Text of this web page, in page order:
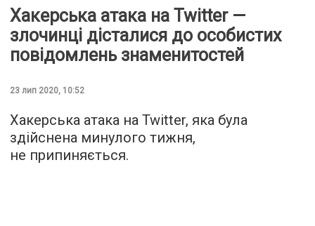
Хакерська атака на Twitter —
злочинці дісталися до особистих
повідомлень знаменитостей
23 лип 2020, 10:52
Хакерська атака на Twitter, яка була
здійснена минулого тижня,
не припиняється.